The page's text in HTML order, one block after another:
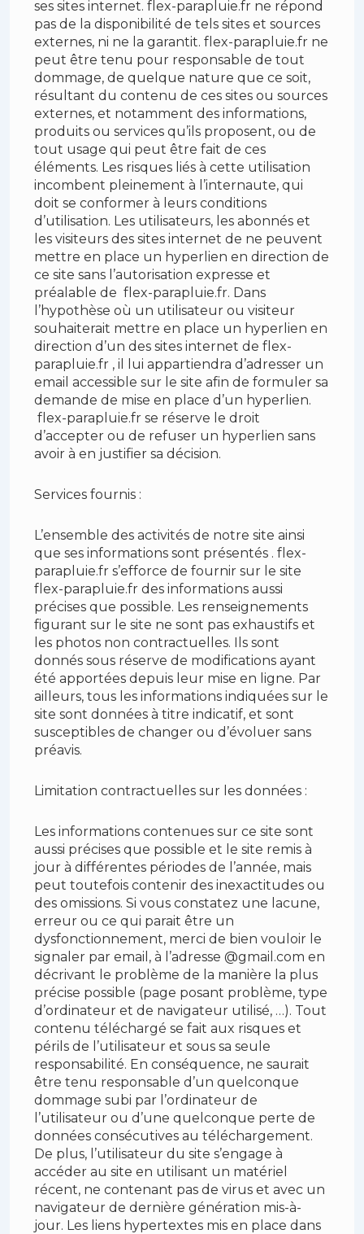
ses sites internet. flex-parapluie.fr ne répond
pas de la disponibilité de tels sites et sources
externes, ni ne la garantit. flex-parapluie.fr ne
peut être tenu pour responsable de tout
dommage, de quelque nature que ce soit,
résultant du contenu de ces sites ou sources
externes, et notamment des informations,
produits ou services qu’ils proposent, ou de
tout usage qui peut être fait de ces
éléments. Les risques liés à cette utilisation
incombent pleinement à l’internaute, qui
doit se conformer à leurs conditions
d’utilisation. Les utilisateurs, les abonnés et
les visiteurs des sites internet de ne peuvent
mettre en place un hyperlien en direction de
ce site sans l’autorisation expresse et
préalable de flex-parapluie.fr. Dans
l’hypothèse où un utilisateur ou visiteur
souhaiterait mettre en place un hyperlien en
direction d’un des sites internet de flex-
parapluie.fr , il lui appartiendra d’adresser un
email accessible sur le site afin de formuler sa
demande de mise en place d’un hyperlien.
flex-parapluie.fr se réserve le droit
d’accepter ou de refuser un hyperlien sans
avoir à en justifier sa décision.
Services fournis :
L’ensemble des activités de notre site ainsi
que ses informations sont présentés . flex-
parapluie.fr s’efforce de fournir sur le site
flex-parapluie.fr des informations aussi
précises que possible. Les renseignements
figurant sur le site ne sont pas exhaustifs et
les photos non contractuelles. Ils sont
donnés sous réserve de modifications ayant
été apportées depuis leur mise en ligne. Par
ailleurs, tous les informations indiquées sur le
site sont données à titre indicatif, et sont
susceptibles de changer ou d’évoluer sans
préavis.
Limitation contractuelles sur les données :
Les informations contenues sur ce site sont
aussi précises que possible et le site remis à
jour à différentes périodes de l’année, mais
peut toutefois contenir des inexactitudes ou
des omissions. Si vous constatez une lacune,
erreur ou ce qui parait être un
dysfonctionnement, merci de bien vouloir le
signaler par email, à l’adresse @gmail.com en
décrivant le problème de la manière la plus
précise possible (page posant problème, type
d’ordinateur et de navigateur utilisé, …). Tout
contenu téléchargé se fait aux risques et
périls de l’utilisateur et sous sa seule
responsabilité. En conséquence, ne saurait
être tenu responsable d’un quelconque
dommage subi par l’ordinateur de
l’utilisateur ou d’une quelconque perte de
données consécutives au téléchargement.
De plus, l’utilisateur du site s’engage à
accéder au site en utilisant un matériel
récent, ne contenant pas de virus et avec un
navigateur de dernière génération mis-à-
jour. Les liens hypertextes mis en place dans